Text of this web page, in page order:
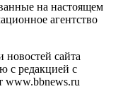
на настоящем
агентство
новостей сайта
с редакцией с
www.bbnews.ru